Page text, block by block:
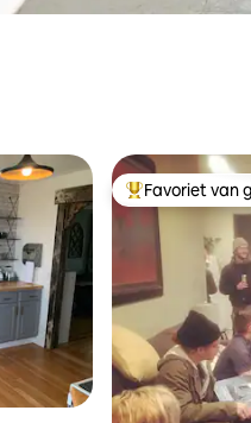
Topfavoriet
Favoriet van